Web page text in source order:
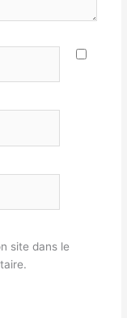
site dans le